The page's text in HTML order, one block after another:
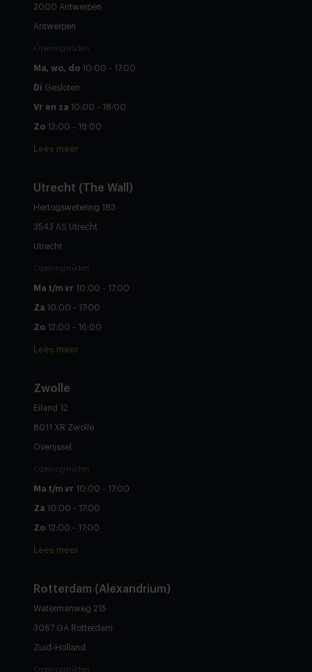
2000 Antwerpen
Antwerpen
Openingstijden
Ma, wo, do 10:00 - 17:00
Di Gesloten
Vr en za 10:00 - 18:00
Zo 12:00 - 18:00
Lees meer
Utrecht (The Wall)
Hertogswetering 183
3543 AS Utrecht
Utrecht
Openingstijden
Ma t/m vr 10:00 - 17:00
Za 10:00 - 17:00
Zo 12:00 - 16:00
Lees meer
Zwolle
Eiland 12
8011 XR Zwolle
Overijssel
Openingstijden
Ma t/m vr 10:00 - 17:00
Za 10:00 - 17:00
Zo 12:00 - 17:00
Lees meer
Rotterdam (Alexandrium)
Watermanweg 215
3067 GA Rotterdam
Zuid-Holland
Openingstijden